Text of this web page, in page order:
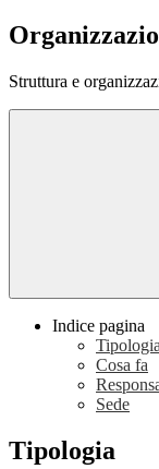
Struttura e
Indice pagina
Tipologia
Cosa fa
Sede
Tipologia